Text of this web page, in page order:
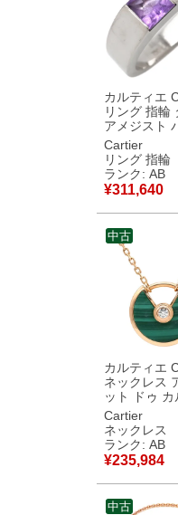
カルティエ
リング 指輪
アメジスト
×ホワイトゴ
#56(JP16)
18K 18金 ス
ット 15.5号 【中古】
中古品
Cartier
リング 指輪
ランク: AB
¥311,640
カルティエ
ネックレス
ット ドゥ
XS グリーン
ゴールド
金 ダイヤ マ
緑 マット B7224550
【中古】中
Cartier
ネックレス
ランク: AB
¥235,984
中古
中古